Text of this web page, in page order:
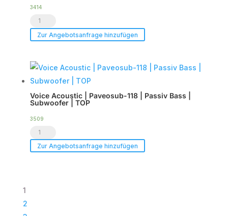
DSP
Endstufe
Case
Menge
3414
LCPRO®
Show.LED
-
Tourpack
(8er
Set)
Zur Angebotsanfrage hinzufügen
Voice Acoustic | Paveosub-118 | Passiv Bass |
Subwoofer | TOP
3509
Voice
Acoustic
Zur Angebotsanfrage hinzufügen
1
2